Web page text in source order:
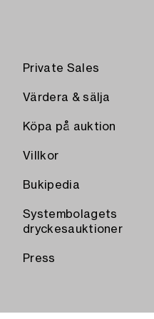
Private Sales
Värdera & sälja
Köpa på auktion
Villkor
Bukipedia
Systembolagets
dryckesauktioner
Press